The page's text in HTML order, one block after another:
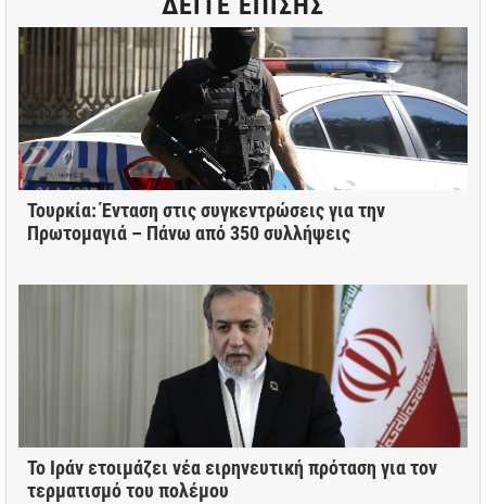
Τουρκία: Ένταση στις συγκεντρώσεις για την
Πρωτομαγιά – Πάνω από 350 συλλήψεις
Το Ιράν ετοιμάζει νέα ειρηνευτική πρόταση για τον
τερματισμό του πολέμου